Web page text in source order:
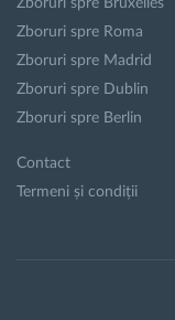
Zboruri spre Bruxelles
Zboruri spre Roma
Zboruri spre Madrid
Zboruri spre Dublin
Zboruri spre Berlin
Contact
Termeni și condiții